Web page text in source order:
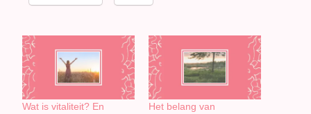
Wat is vitaliteit? En
Het belang van